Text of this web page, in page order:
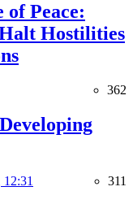
Peace:
Hostilities
362
12:31 311